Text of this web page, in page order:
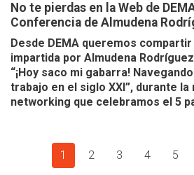
No te pierdas en la Web de
Conferencia de Almudena
Desde DEMA queremos
impartida por Almudena
“¡Hoy saco mi gabarra!
trabajo en el siglo XXI”, durante
networking que celebramos el 5
1 2 3 4 5